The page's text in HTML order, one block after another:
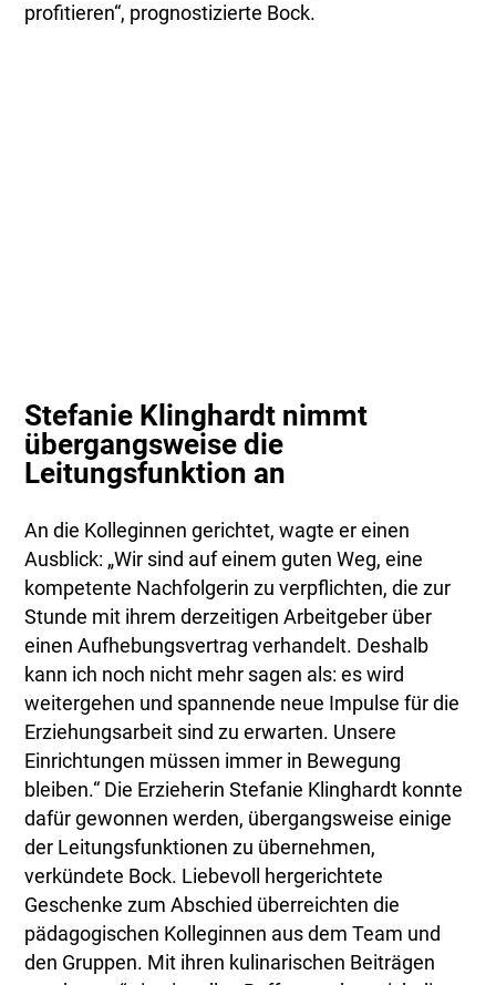
profitieren“, prognostizierte Bock.
Stefanie Klinghardt nimmt
übergangsweise die
Leitungsfunktion an
An die Kolleginnen gerichtet, wagte er einen
Ausblick: „Wir sind auf einem guten Weg, eine
kompetente Nachfolgerin zu verpflichten, die zur
Stunde mit ihrem derzeitigen Arbeitgeber über
einen Aufhebungsvertrag verhandelt. Deshalb
kann ich noch nicht mehr sagen als: es wird
weitergehen und spannende neue Impulse für die
Erziehungsarbeit sind zu erwarten. Unsere
Einrichtungen müssen immer in Bewegung
bleiben.“ Die Erzieherin Stefanie Klinghardt konnte
dafür gewonnen werden, übergangsweise einige
der Leitungsfunktionen zu übernehmen,
verkündete Bock. Liebevoll hergerichtete
Geschenke zum Abschied überreichten die
pädagogischen Kolleginnen aus dem Team und
den Gruppen. Mit ihren kulinarischen Beiträgen